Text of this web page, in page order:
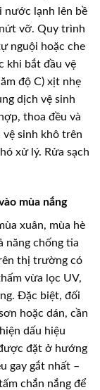
nước lạnh lên bề
vỡ. Quy trình
nguội hoặc che
khi bắt đầu vệ
độ C) xịt nhẹ
dịch vệ sinh
thoa đều và
vệ sinh khô trên
xử lý. Rửa sạch
mùa nắng
xuân, mùa hè
năng chống tia
thị trường có
vừa lọc UV,
Đặc biệt, đối
hoặc dán, cần
dấu hiệu
đặt ở hướng
gay gắt nhất –
chắn nắng để